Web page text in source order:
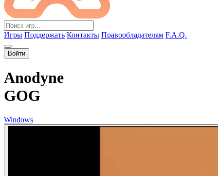
Игры Поддержать Контакты Правообладателям F.A.Q.
Войти
Anodyne
GOG
Windows